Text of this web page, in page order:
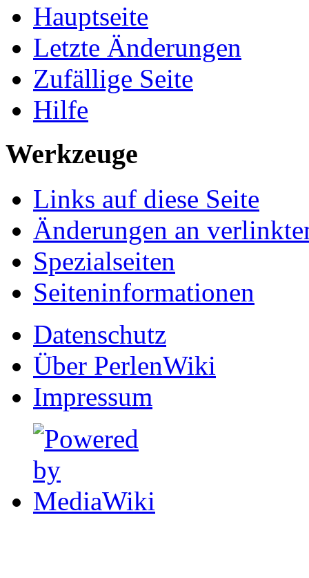
Hauptseite
Letzte Änderungen
Zufällige Seite
Hilfe
Werkzeuge
Links auf diese Seite
Änderungen an
Spezialseiten
Seiten­informationen
Datenschutz
Über PerlenWiki
Impressum